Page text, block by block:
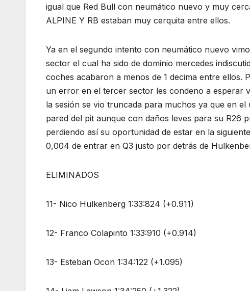
igual que Red Bull con neumático nuevo y muy
ALPINE Y RB estaban muy cerquita entre ellos.
Ya en el segundo intento con neumático nuevo
sector el cual ha sido de dominio mercedes
coches acabaron a menos de 1 decima entre
un error en el tercer sector les condeno a esperar
la sesión se vio truncada para muchos ya que en
pared del pit aunque con daños leves para su R26
perdiendo así su oportunidad de estar en la
0,004 de entrar en Q3 justo por detrás de
ELIMINADOS
11- Nico Hulkenberg 1:33:824 (+0.911)
12- Franco Colapinto 1:33:910 (+0.914)
13- Esteban Ocon 1:34:122 (+1.095)